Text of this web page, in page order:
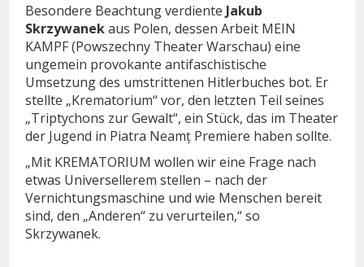
Besondere Beachtung verdiente Jakub
Skrzywanekaus Polen, dessen Arbeit MEIN
KAMPF (Powszechny Theater Warschau) eine
ungemein provokante antifaschistische
Umsetzung des umstrittenen Hitlerbuches bot. Er
stellte „Krematorium“ vor, den letzten Teil seines
„Triptychons zur Gewalt“, ein Stück, das im Theater
der Jugend in Piatra Neamț Premiere haben sollte.
„Mit KREMATORIUM wollen wir eine Frage nach
etwas Universellerem stellen – nach der
Vernichtungsmaschine und wie Menschen bereit
sind, den „Anderen“ zu verurteilen,“ so
Skrzywanek.